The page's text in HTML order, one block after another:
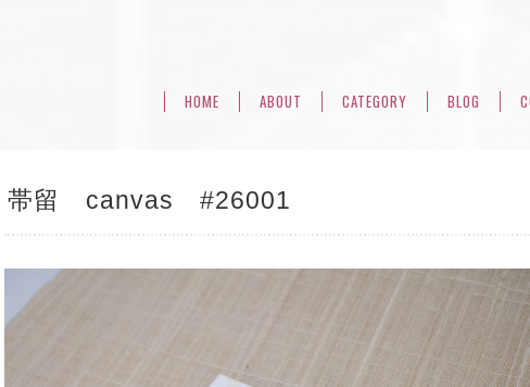
HOME ABOUT CATEGORY BLOG
帯留 canvas #26001